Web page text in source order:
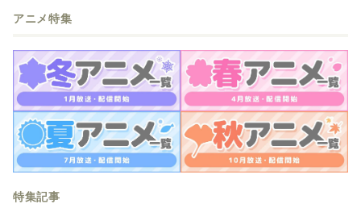
アニメ特集
特集記事